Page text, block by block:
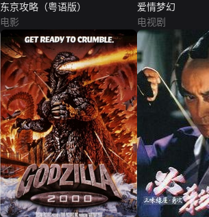
东京攻略（粤语版）
电影
爱情梦幻
电视剧